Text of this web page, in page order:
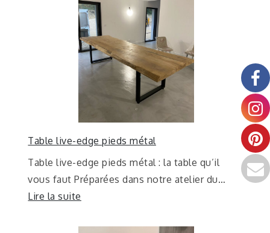
Table live-edge pieds métal
Table live-edge pieds métal : la table qu’il
vous faut Préparées dans notre atelier du…
Lire la suite